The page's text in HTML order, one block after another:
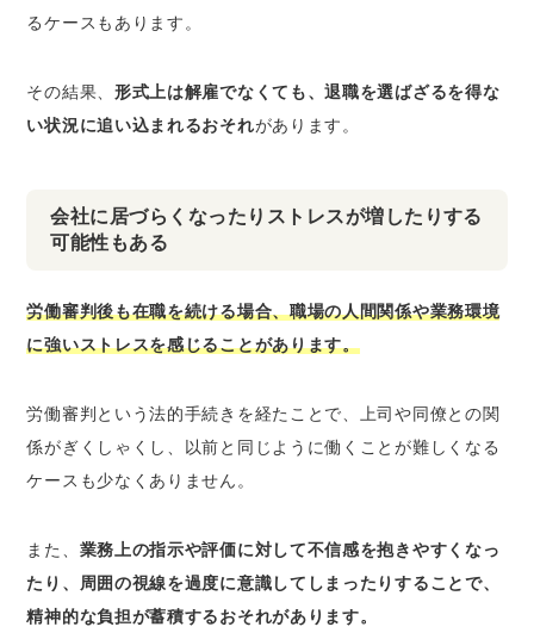
るケースもあります。
その結果、 形式上は解雇でなくても、退職を選ばざるを得な
い状況に追い込まれるおそれがあります。
会社に居づらくなったりストレスが増したりする
可能性もある
労働審判後も在職を続ける場合、職場の人間関係や業務環境
に強いストレスを感じることがあります。
労働審判という法的手続きを経たことで、上司や同僚との関
係がぎくしゃくし、以前と同じように働くことが難しくなる
ケースも少なくありません。
また、 業務上の指示や評価に対して不信感を抱きやすくなっ
たり、周囲の視線を過度に意識してしまったりすることで、
精神的な負担が蓄積するおそれがあります。